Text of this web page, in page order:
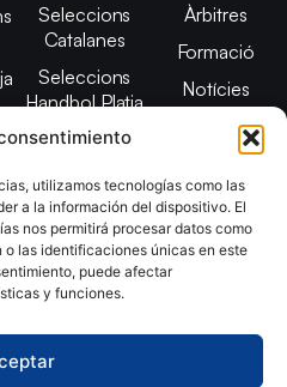
utilizamos tecnologías como las
a la información del dispositivo. El
nos permitirá procesar datos como
las identificaciones únicas en este
puede afectar
y funciones.
Seleccions
Catalanes
Seleccions
Handbol Platja
Tecnificació
CATH
Promoció
Àrbitres
Formació
Notícies
Adreces de
contacte